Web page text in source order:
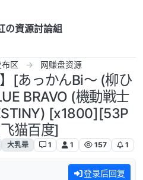
の資源討論組
区 网赚盘资源
[あっかんBi～ (柳ひ
BRAVO (機動戦士
[x1800][53P
猫百度]
大乳晕 1 1 157 1
登录后回复